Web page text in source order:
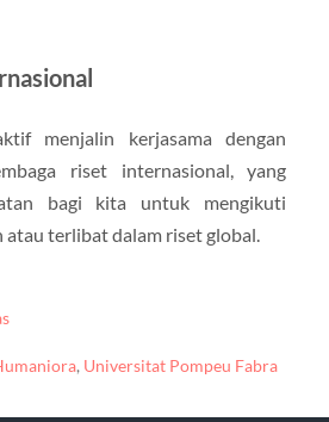
menjalin kerjasama dengan
riset internasional, yang
bagi kita untuk mengikuti
terlibat dalam riset global.
, Universitat Pompeu Fabra